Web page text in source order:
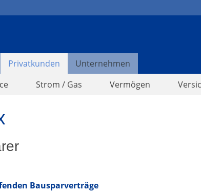
Privatkunden
Unternehmen
Strom / Gas Vermögen
Bausparverträge